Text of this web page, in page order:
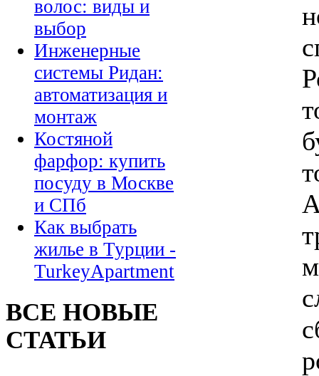
волос: виды и
выбор
Инженерные
системы Ридан:
автоматизация и
монтаж
Костяной
фарфор: купить
посуду в Москве
и СПб
Как выбрать
жилье в Турции -
TurkeyApartment
ВСЕ НОВЫЕ
СТАТЬИ